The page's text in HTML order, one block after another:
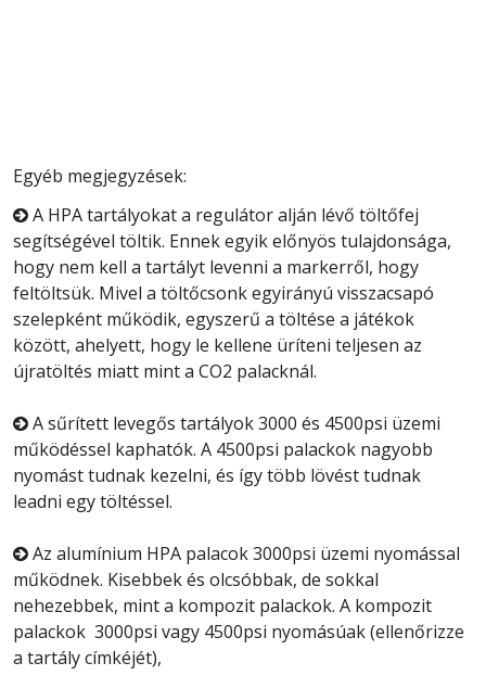
Egyéb megjegyzések:
 A HPA tartályokat a regulátor alján lévő töltőfej
segítségével töltik. Ennek egyik előnyös tulajdonsága,
hogy nem kell a tartályt levenni a markerről, hogy
feltöltsük. Mivel a töltőcsonk egyirányú visszacsapó
szelepként működik, egyszerű a töltése a játékok
között, ahelyett, hogy le kellene üríteni teljesen az
újratöltés miatt mint a CO2 palacknál.
 A sűrített levegős tartályok 3000 és 4500psi üzemi
működéssel kaphatók. A 4500psi palackok nagyobb
nyomást tudnak kezelni, és így több lövést tudnak
leadni egy töltéssel.
 Az alumínium HPA palacok 3000psi üzemi nyomással
működnek. Kisebbek és olcsóbbak, de sokkal
nehezebbek, mint a kompozit palackok. A kompozit
palackok 3000psi vagy 4500psi nyomásúak (ellenőrizze
a tartály címkéjét),